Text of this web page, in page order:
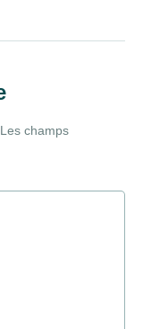
Les champs